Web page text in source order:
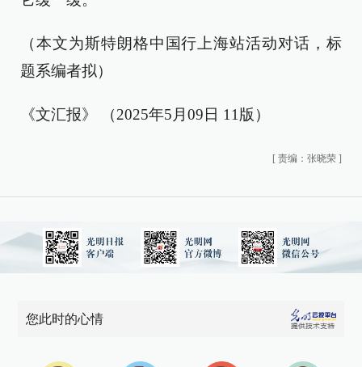
（本文为斯特朗格中国行上海站活动对话，标
题系编者拟）
《文汇报》 （2025年5月09日 11版）
[ 责编：张晓荣 ]
您此时的心情